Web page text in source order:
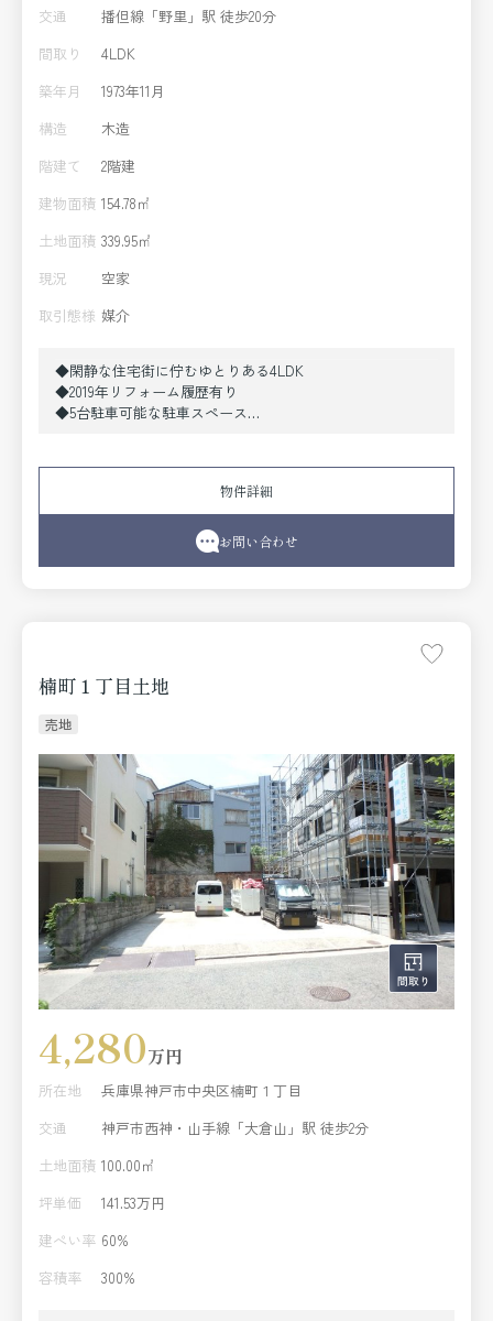
交通
播但線「野里」駅 徒歩20分
間取り
4LDK
築年月
1973年11月
構造
木造
階建て
2階建
建物面積 154.78㎡
土地面積 339.95㎡
現況
空家
取引態様 媒介
◆閑静な住宅街に佇むゆとりある4LDK
◆2019年リフォーム履歴有り
◆5台駐車可能な駐車スペース
《2019年リフォーム内容》
●設備取替〔ユニットバス（浴室乾燥機付）、洗面化粧
台、給湯器〕●クロス貼替●フロア貼替●畳取替●タイル
物件詳細
お問い合わせ
楠町１丁目土地
売地
4,280万円
所在地
兵庫県神戸市中央区楠町１丁目
交通
神戸市西神・山手線「大倉山」駅 徒歩2分
土地面積 100.00㎡
坪単価
141.53万円
建ぺい率 60%
容積率
300%